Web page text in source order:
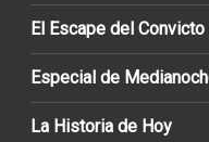
El Escape del Convicto
Especial de
La Historia de Hoy